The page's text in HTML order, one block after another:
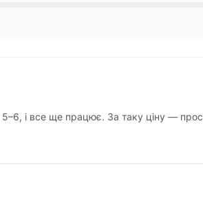
і все ще працює. За таку ціну —